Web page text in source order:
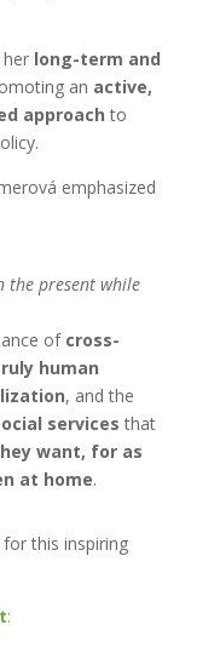
long-term and
an active,
approach to
emphasized
the present while
of cross-
human
, and the
services that
want, for as
at home.
this inspiring
: